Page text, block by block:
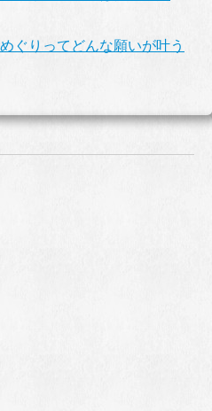
ぐりってどんな願いが叶う